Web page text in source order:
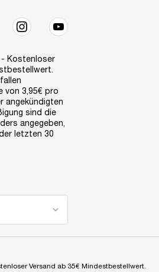
- Kostenloser
von 3,95€ pro
angekündigten
sind die
angegeben,
letzten 30
Versand ab 35€ Mindestbestellwert.